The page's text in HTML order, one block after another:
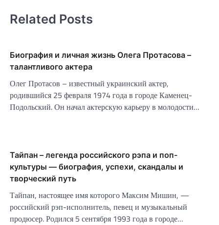
Related Posts
Биография и личная жизнь Олега Протасова –
талантливого актера
Олег Протасов – известный украинский актер,
родившийся 25 февраля 1974 года в городе Каменец-
Подольский. Он начал актерскую карьеру в молодости…
Тайпан – легенда российского рэпа и поп-
культуры — биография, успехи, скандалы и
творческий путь
Тайпан, настоящее имя которого Максим Мишин, —
российский рэп-исполнитель, певец и музыкальный
продюсер. Родился 5 сентября 1993 года в городе…